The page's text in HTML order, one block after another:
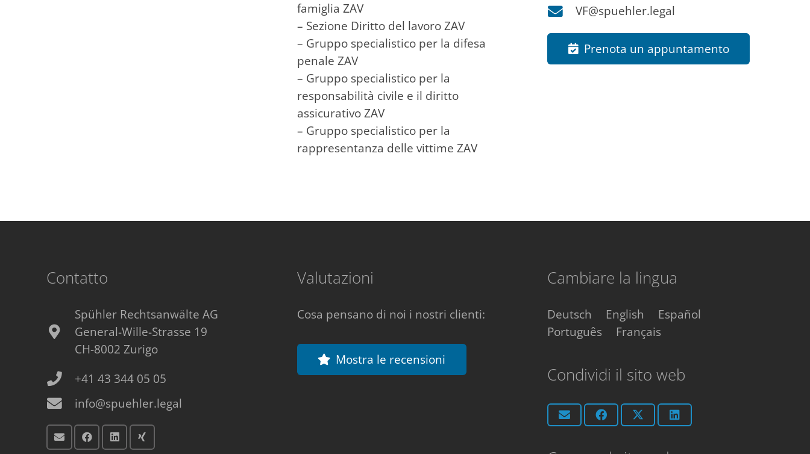
famiglia ZAV
– Sezione Diritto del lavoro ZAV
– Gruppo specialistico per la difesa
penale ZAV
– Gruppo specialistico per la
responsabilità civile e il diritto
assicurativo ZAV
– Gruppo specialistico per la
rappresentanza delle vittime ZAV
VF@spuehler.legal
Prenota un appuntamento
Contatto
Spühler Rechtsanwälte AG
General-Wille-Strasse 19
CH-8002 Zurigo
+41 43 344 05 05
info@spuehler.legal
Valutazioni
Cosa pensano di noi i nostri clienti:
Mostra le recensioni
Cambiare la lingua
Deutsch English
Español
Português
Français
Condividi il sito web